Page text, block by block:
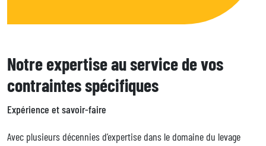
Notre expertise au service de vos
contraintes spécifiques
Expérience et savoir-faire
Avec plusieurs décennies d’expertise dans le domaine du levage